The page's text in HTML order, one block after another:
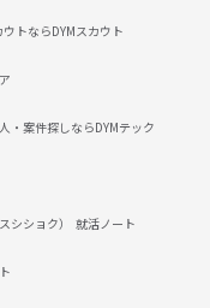
トならDYMスカウト
・案件探しならDYMテック
ショク） 就活ノート